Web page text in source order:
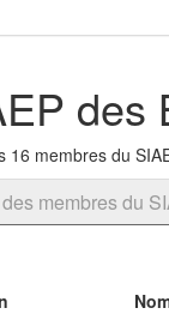
des
16 membres du
membres du